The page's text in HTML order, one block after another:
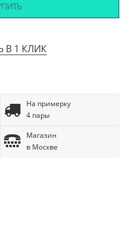
В 1 КЛИК
На примерку
4 пары
Магазин
в Москве